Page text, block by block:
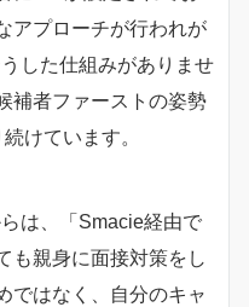
アプローチが行われが
した仕組みがありませ
補者ファーストの姿勢
けています。
は、「Smacie経由で
も親身に面接対策をし
ではなく、自分のキャ